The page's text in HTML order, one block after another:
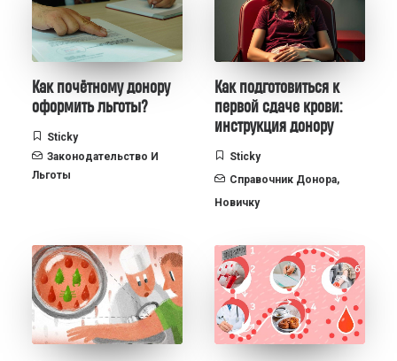
Как почётному донору
оформить льготы?
Sticky
Законодательство И
Льготы
Как подготовиться к
первой сдаче крови:
инструкция донору
Sticky
Справочник Донора,
Новичку